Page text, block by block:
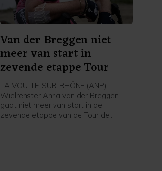
Van der Breggen niet
meer van start in
zevende etappe Tour
LA VOULTE-SUR-RHÔNE (ANP) -
Wielrenster Anna van der Breggen
gaat niet meer van start in de
zevende etappe van de Tour de